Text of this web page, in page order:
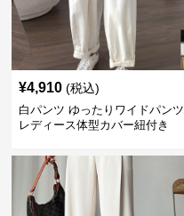
¥4,910 (税込)
白パンツ ゆったりワイドパンツ
レディース体型カバー紐付き